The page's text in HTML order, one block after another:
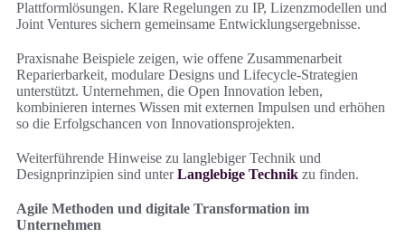
Plattformlösungen. Klare Regelungen zu IP, Lizenzmodellen und
Joint Ventures sichern gemeinsame Entwicklungsergebnisse.
Praxisnahe Beispiele zeigen, wie offene Zusammenarbeit
Reparierbarkeit, modulare Designs und Lifecycle-Strategien
unterstützt. Unternehmen, die Open Innovation leben,
kombinieren internes Wissen mit externen Impulsen und erhöhen
so die Erfolgschancen von Innovationsprojekten.
Weiterführende Hinweise zu langlebiger Technik und
Designprinzipien sind unterLanglebige Technik zu finden.
Agile Methoden und digitale Transformation im
Unternehmen